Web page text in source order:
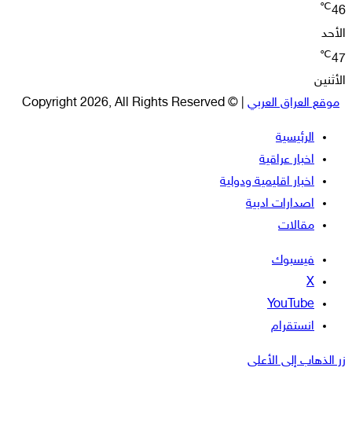
46
℃
الأحد
47
℃
الأثنين
موقع العراق العربي | © Copyright 2026, All Rights Reserved
الرئيسية
اخبار عراقية
اخبار اقليمية ودولية
اصدارات ادبية
مقالات
فيسبوك
‫X
‫YouTube
انستقرام
زر الذهاب إلى الأعلى